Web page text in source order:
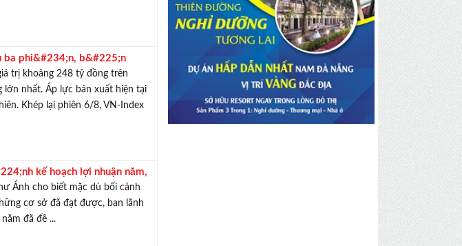
ba phi&#234;n, b&#225;n
trị khoảng 248 tỷ đồng trên
lớn nhất. Áp lực bán xuất hiện tại
Khép lại phiên 6/8, VN-Index
kế hoạch lợi nhuận năm,
thuận lợi
Ánh cho biết mặc dù bối cảnh
cơ sở đã đạt được, ban lãnh
đã đề ...